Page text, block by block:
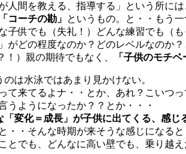
人間を教える、指導する」という所に
「コーチの勘」 というもの。と・・もう一
子供でも（失礼！）どんな練習でも（
がどの程度なのか？どのレベルなのか
）親の期待でもなく、
「子供のモチ
は水泳ではあまり見かけない。
て来てるよナ・・とか、あれ？こいつ
うようになったか？？とか・・・
「変化＝成長」が子供に出てくる、感じ
・・そんな時期が来そうな感じになる
とでも、どんなに高い壁でも、乗り越